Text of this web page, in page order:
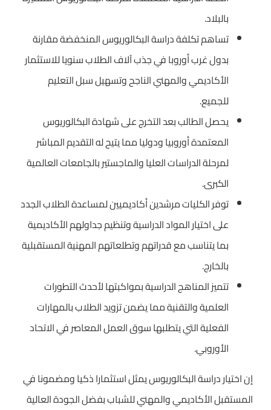
بالبلاد.
تساهم تكلفة دراسة البكالوريوس المنخفضة مقارنة
بدول غرب أوروبا في جذب آلاف الطلاب سنويا للاستثمار
الأكاديمي والمهني الناجح وتسهيل سبل التعليم
للجميع.
يحصل الطالب بعد التخرج على شهادة البكالوريوس
المعتمدة أوروبيا ودوليا مما يتيح له التقديم المباشر
لمرحلة الدراسات العليا والماجستير بالجامعات العالمية
الكبرى.
توفر الكليات مرشدين أكاديميين لمساعدة الطلاب الجدد
على اختيار المواد الدراسية وتنظيم جداولهم الأكاديمية
بما يتناسب مع قدراتهم وتطلعاتهم المهنية المستقبلية
بالخارج.
تتميز المناهج الدراسية بمواكبتها لأحدث التطورات
العلمية والتقنية مما يضمن تزويد الطلاب بالمهارات
الفعلية التي يتطلبها سوق العمل المعاصر في الاتحاد
الأوروبي.
إن اختيار دراسة البكالوريوس يمثل استثمارا ذكيا ومضمونا في
المستقبل الأكاديمي والمهني للشباب بفضل الجودة العالية